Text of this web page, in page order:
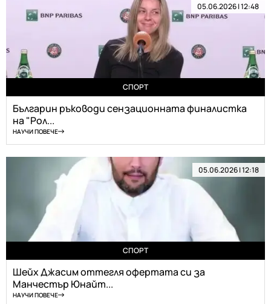
05.06.2026 | 12:48
СПОРТ
Българин ръководи сензационната финалистка
на "Рол...
НАУЧИ ПОВЕЧЕ
05.06.2026 | 12:18
СПОРТ
Шейх Джасим оттегля офертата си за
Манчестър Юнайт...
НАУЧИ ПОВЕЧЕ